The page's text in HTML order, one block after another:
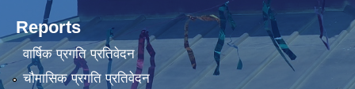
Reports
वार्षिक प्रगति प्रतिवेदन
चौमासिक प्रगति प्रतिवेदन